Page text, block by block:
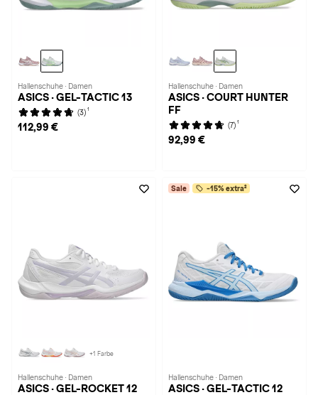
Hallenschuhe · Damen
ASICS · GEL-TACTIC 13
(3) 1
112,99 €
Hallenschuhe · Damen
ASICS · COURT HUNTER
FF
(7) 1
92,99 €
+1 Farbe
Hallenschuhe · Damen
ASICS · GEL-ROCKET 12
Sale -15% extra²
Hallenschuhe · Damen
ASICS · GEL-TACTIC 12